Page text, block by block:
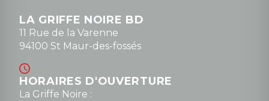
LA GRIFFE NOIRE BD
11 Rue de la Varenne
94100 St Maur-des-fossés
HORAIRES D'OUVERTURE
La Griffe Noire :